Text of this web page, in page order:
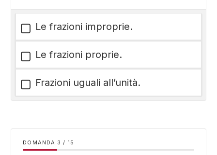
Le frazioni improprie.
Le frazioni proprie.
Frazioni uguali all’unità.
DOMANDA / 15